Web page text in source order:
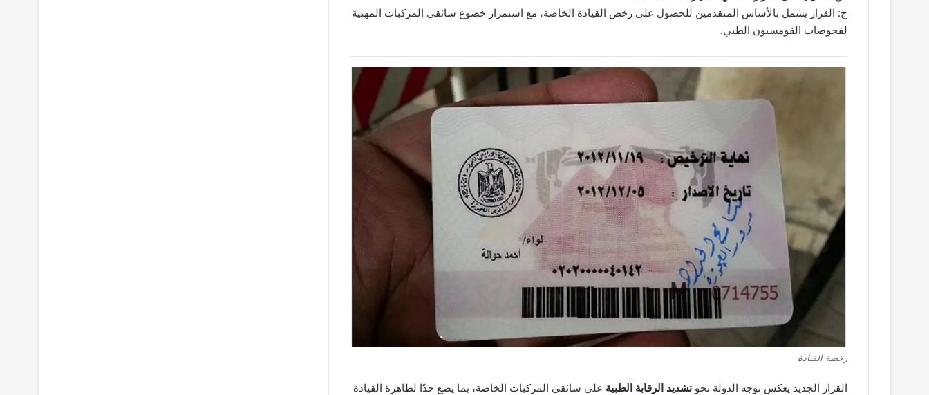
ج: القرار يشمل بالأساس المتقدمين للحصول على رخص القيادة الخاصة، مع استمرار خضوع سائقي المركبات المهنية
لفحوصات القومسيون الطبي.
رخصة القيادة
القرار الجديد يعكس توجه الدولة نحوتشديد الرقابة الطبية على سائقي المركبات الخاصة، بما يضع حدًا لظاهرة القيادة